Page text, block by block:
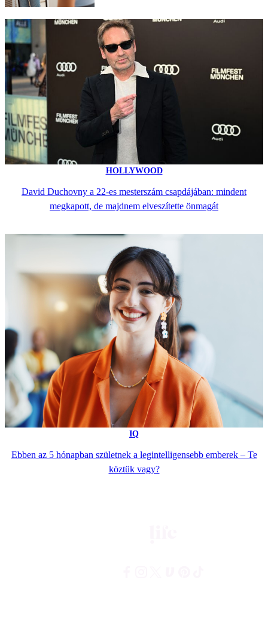
HOLLYWOOD
David Duchovny a 22-es mesterszám csapdájában: mindent
megkapott, de majdnem elveszítette önmagát
IQ
Ebben az 5 hónapban születnek a legintelligensebb emberek – Te
köztük vagy?